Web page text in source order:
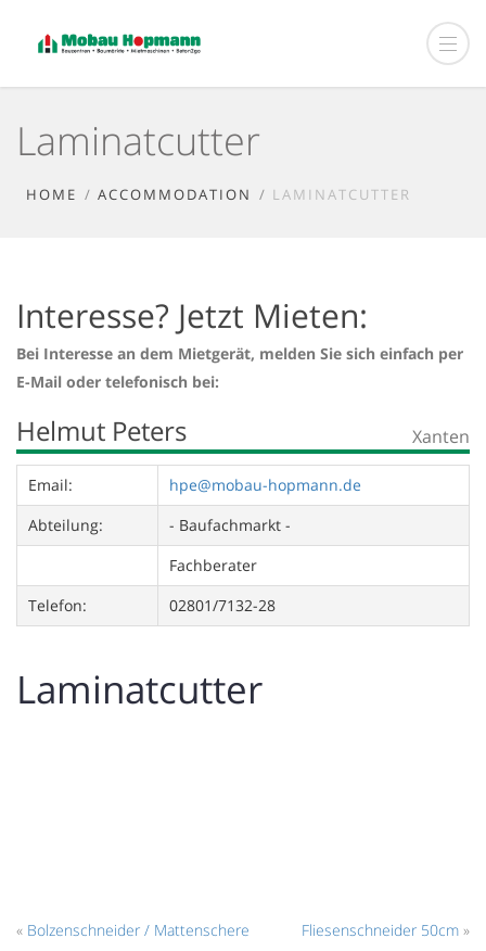
Laminatcutter
HOME ACCOMMODATION LAMINATCUTTER
Interesse? Jetzt Mieten:
Bei Interesse an dem Mietgerät, melden Sie sich einfach per
E-Mail oder telefonisch bei:
Helmut Peters Xanten
Email:
hpe@mobau-hopmann.de
Abteilung:
- Baufachmarkt -
Fachberater
Telefon:
02801/7132-28
Laminatcutter
« Bolzenschneider / Mattenschere Fliesenschneider 50cm »